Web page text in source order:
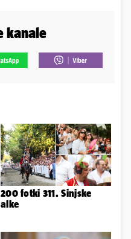
kanale
200 fotki 311. Sinjske
alke